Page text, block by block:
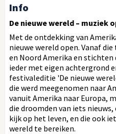
Info
De nieuwe wereld – muziek
Met de ontdekking van
nieuwe wereld open. Vanaf
en Noord Amerika en stichten
ieder met eigen achtergrond
festivaleditie 'De nieuwe
die werd meegenomen naar
vanuit Amerika naar Europa,
die droomden van iets
kijk op het leven, en die ook
wereld te bereiken.